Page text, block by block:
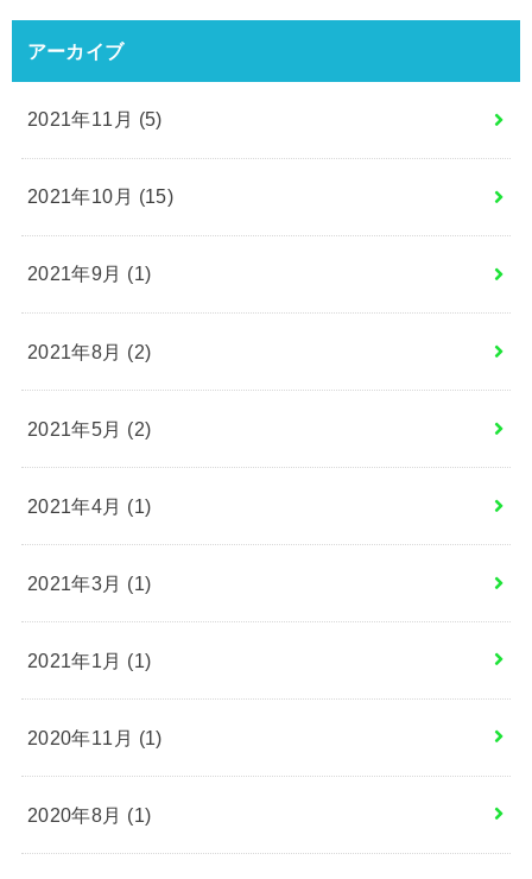
アーカイブ
2021年11月 (5)
2021年10月 (15)
2021年9月 (1)
2021年8月 (2)
2021年5月 (2)
2021年4月 (1)
2021年3月 (1)
2021年1月 (1)
2020年11月 (1)
2020年8月 (1)